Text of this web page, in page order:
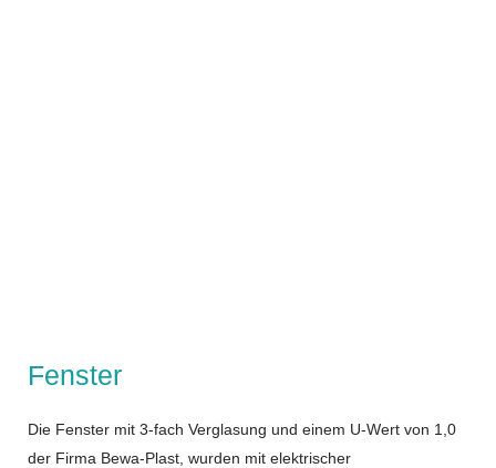
Fenster
Die Fenster mit 3-fach Verglasung und einem U-Wert von 1,0
der Firma Bewa-Plast, wurden mit elektrischer